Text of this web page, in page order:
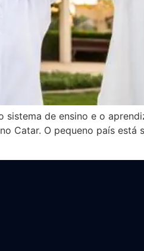
sistema de ensino e o
Catar. O pequeno país está